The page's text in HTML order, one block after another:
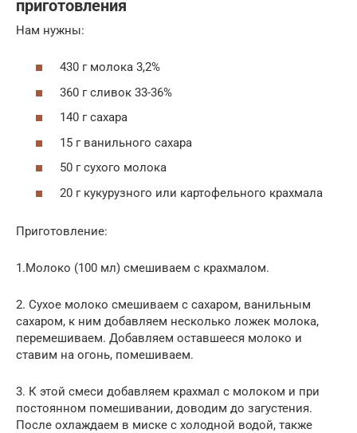
приготовления
Нам нужны:
430 г молока 3,2%
360 г сливок 33-36%
140 г сахара
15 г ванильного сахара
50 г сухого молока
20 г кукурузного или картофельного крахмала
Приготовление:
1.Молоко (100 мл) смешиваем с крахмалом.
2. Сухое молоко смешиваем с сахаром, ванильным
сахаром, к ним добавляем несколько ложек молока,
перемешиваем. Добавляем оставшееся молоко и
ставим на огонь, помешиваем.
3. К этой смеси добавляем крахмал с молоком и при
постоянном помешивании, доводим до загустения.
После охлаждаем в миске с холодной водой, также